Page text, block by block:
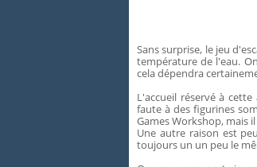
Sans surprise, le jeu
température de l'eau.
cela dépendra
L'accueil réservé à
faute à des figurines
Games Workshop, mais
Une autre raison est
toujours un un peu le